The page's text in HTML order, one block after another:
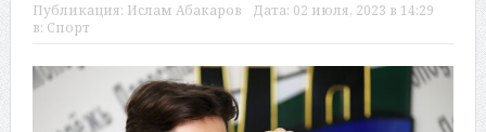
Публикация: Ислам Абакаров Дата: 02 июля, 2023 в 14:29
в: Спорт